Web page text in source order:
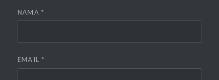
NAMA*
EMAIL *